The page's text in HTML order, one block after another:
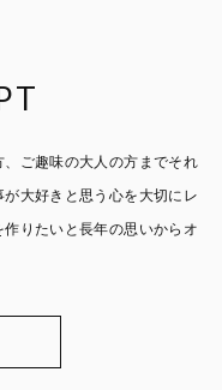
ご趣味の大人の方までそれ
が大好きと思う心を大切に レ
作りたいと長年の思いからオ